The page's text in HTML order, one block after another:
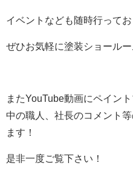
イベントなども随時行ってお
ぜひお気軽に塗装ショール
またYouTube動画にペイン
中の職人、社長のコメント
ます！
是非一度ご覧下さい！